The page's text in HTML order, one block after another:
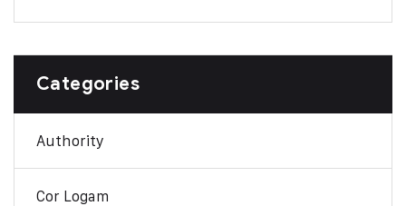
Categories
Authority
Cor Logam